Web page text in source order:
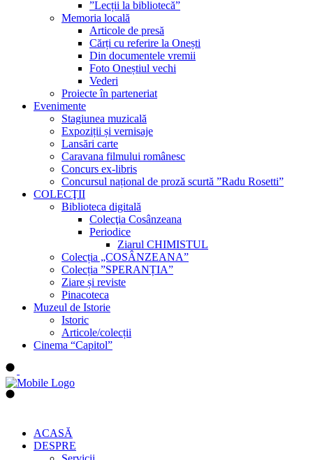
”Lecții la bibliotecă”
Memoria locală
Articole de presă
Cărți cu referire la Onești
Din documentele vremii
Foto Oneștiul vechi
Vederi
Proiecte în parteneriat
Evenimente
Stagiunea muzicală
Expoziții și vernisaje
Lansări carte
Caravana filmului românesc
Concurs ex-libris
Concursul național de proză scurtă ”Radu Rosetti”
COLECŢII
Biblioteca digitală
Colecţia Cosânzeana
Periodice
Ziarul CHIMISTUL
Colecția „COSÂNZEANA”
Colecția ”SPERANȚIA”
Ziare și reviste
Pinacoteca
Muzeul de Istorie
Istoric
Articole/colecții
Cinema “Capitol”
ACASĂ
DESPRE